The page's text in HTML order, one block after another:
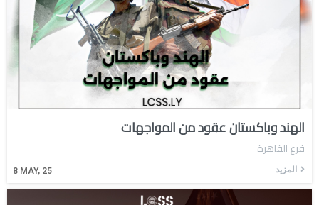
الهند وباكستان عقود من المواجهات
8 MAY, 25
فرع القاهرة
المزيد